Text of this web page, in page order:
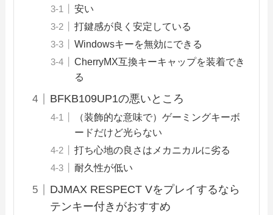
安い
打鍵感が良く安定している
Windowsキーを無効にできる
CherryMX互換キーキャップを装着でき
る
BFKB109UP1の悪いところ
（装飾的な意味で）ゲーミングキーボ
ードだけど光らない
打ち心地の良さはメカニカルに劣る
耐久性が低い
DJMAX RESPECT Vをプレイするなら
テンキー付きがおすすめ